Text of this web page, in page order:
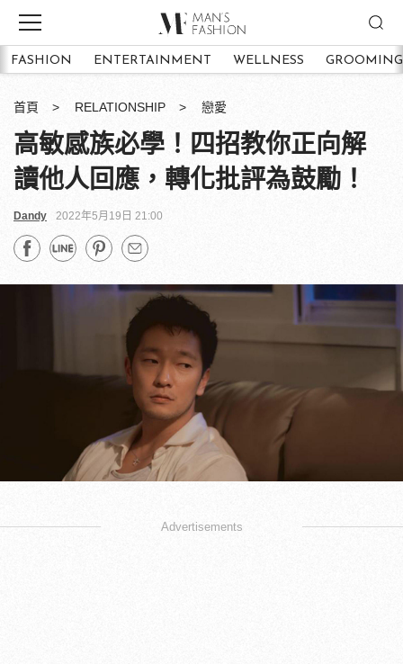
FASHION ENTERTAINMENT WELLNESS GROOMING
首頁 RELATIONSHIP 戀愛
高敏感族必學！四招教你正向解
讀他人回應，轉化批評為鼓勵！
Dandy 2022年5月19日 21:00
Advertisements